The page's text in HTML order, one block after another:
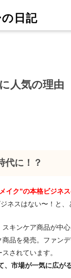
人気の理由
代に！？
イク”の本格ビジネス
ネスはない〜！と
キンケア商品が中
品を発売。ファン
されています。
市場が一気に広が